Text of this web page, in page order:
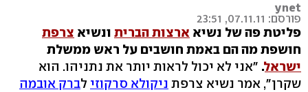
ynet
פורסם: 07.11.11, 23:51
פליטת פה של נשיא ארצות הברית ונשיא צרפת
חושפת מה הם באמת חושבים על ראש ממשלת
ישראל. "אני לא יכול לראות יותר את נתניהו. הוא
שקרן", אמר נשיא צרפת ניקולא סרקוזי לברק אובמה